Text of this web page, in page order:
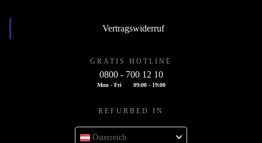
Vertragswiderruf
GRATIS HOTLINE
0800 - 700 12 10
Mon - Fri 09:00 - 19:00
REFURBED IN
Österreich